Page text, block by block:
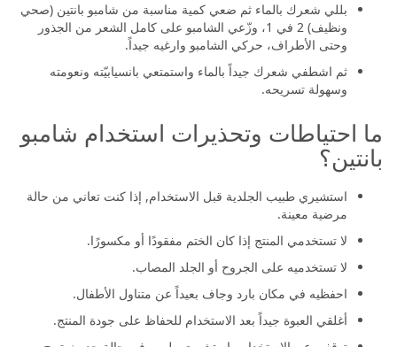
بللي شعرك بالماء ثم ضعي كمية مناسبة من شامبو بانتين (صحي
ونظيف) 2 في 1، وزّعي الشامبو على كامل الشعر من الجذور
وحتى الأطراف، حركي الشامبو وارغيه جيداً.
ثم اشطفي شعرك جيداً بالماء واستمتعي بانسيابيّته ونعومته
وسهولة تسريحه.
ما احتياطات وتحذيرات استخدام شامبو
بانتين؟
استشيري طبيب الجلدية قبل الاستخدام, إذا كنت تعاني من حالة
مرضية معينة.
لا تستخدمي المنتج إذا كان الختم مفقودًا أو مكسورًا.
لا تستخدميه على الجروح أو الجلد المصاب.
احفظيه في مكان بارد وجاف بعيداً عن متناول الأطفال.
أغلقي العبوة جيداً بعد الاستخدام للحفاظ على جودة المنتج.